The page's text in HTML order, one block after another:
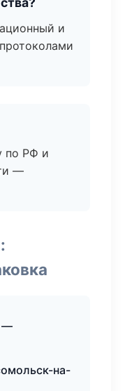
и
по РФ и
—
—
на-